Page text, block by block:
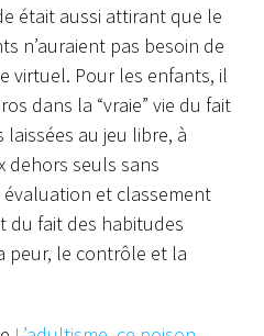
était aussi attirant que le
n’auraient pas besoin de
virtuel. Pour les enfants, il
dans la “vraie” vie du fait
au jeu libre, à
dehors seuls sans
évaluation et classement
du fait des habitudes
peur, le contrôle et la